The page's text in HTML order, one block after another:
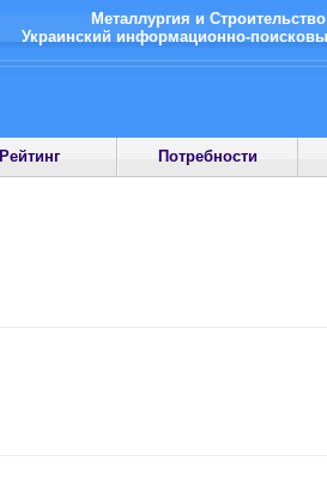
Металлургия и Строительство
Украинский информационно-
Рейтинг Потребности